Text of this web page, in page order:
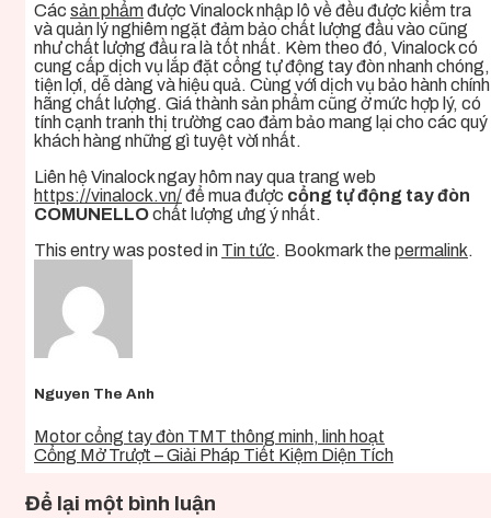
Các sản phẩmđược Vinalock nhập lô về đều được kiểm tra
và quản lý nghiêm ngặt đảm bảo chất lượng đầu vào cũng
như chất lượng đầu ra là tốt nhất. Kèm theo đó, Vinalock có
cung cấp dịch vụ lắp đặt cổng tự động tay đònnhanh chóng,
tiện lợi, dễ dàng và hiệu quả. Cùng với dịch vụ bảo hành chính
hãng chất lượng. Giá thành sản phẩm cũng ở mức hợp lý, có
tính cạnh tranh thị trường cao đảm bảo mang lại cho các quý
khách hàng những gì tuyệt vời nhất.
Liên hệ Vinalock ngay hôm nay qua trang web
https://vinalock.vn/để mua được cổng tự động tay đòn
COMUNELLOchất lượng ưng ý nhất.
This entry was posted in Tin tức. Bookmark thepermalink.
Nguyen The Anh
Motor cổng tay đòn TMT thông minh, linh hoạt
Cổng Mở Trượt – Giải Pháp Tiết Kiệm Diện Tích
Để lại một bình luận